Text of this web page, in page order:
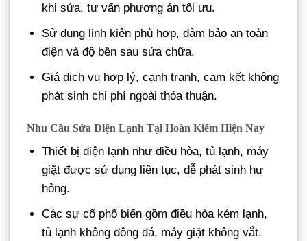
khi sửa, tư vấn phương án tối ưu.
Sử dụng linh kiện phù hợp, đảm bảo an toàn
điện và độ bền sau sửa chữa.
Giá dịch vụ hợp lý, cạnh tranh, cam kết không
phát sinh chi phí ngoài thỏa thuận.
Nhu Cầu Sửa Điện Lạnh Tại Hoàn Kiếm Hiện Nay
Thiết bị điện lạnh như điều hòa, tủ lạnh, máy
giặt được sử dụng liên tục, dễ phát sinh hư
hỏng.
Các sự cố phổ biến gồm điều hòa kém lạnh,
tủ lạnh không đông đá, máy giặt không vắt.